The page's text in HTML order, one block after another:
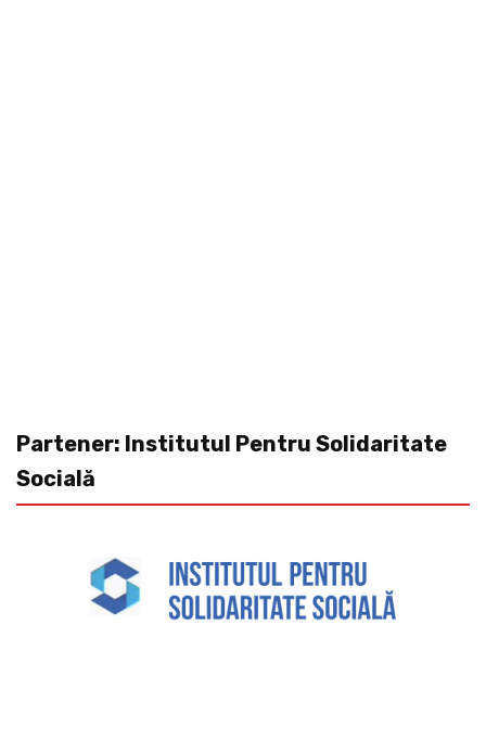
Partener: Institutul Pentru Solidaritate
Socială